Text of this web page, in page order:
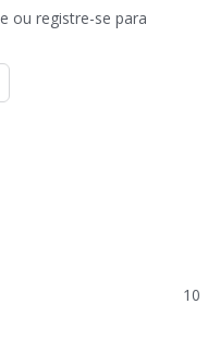
ou registre-se para
10